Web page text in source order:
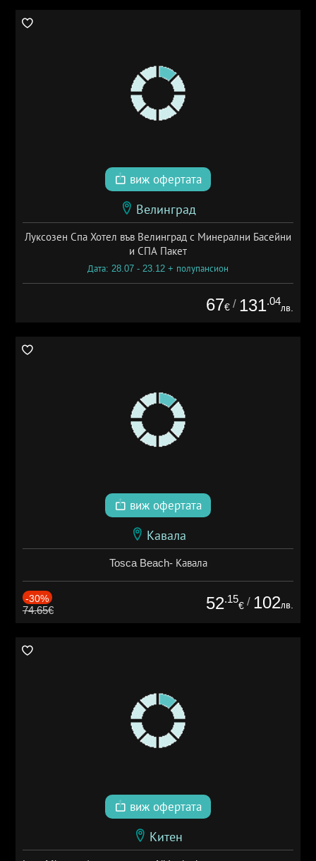
виж офертата
Велинград
Луксозен Спа Хотел във Велинград с Минерални Басейни
и СПА Пакет
Дата: 28.07 - 23.12 + полупансион
67€ / 131.04
лв.
виж офертата
Кавала
Tosca Beach- Кавала
-30%
74.65€ 52.15
€ / 102лв.
виж офертата
Китен